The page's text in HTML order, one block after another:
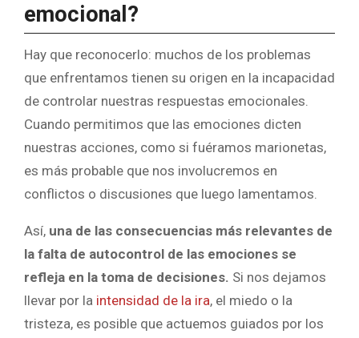
emocional?
Hay que reconocerlo: muchos de los problemas
que enfrentamos tienen su origen en la incapacidad
de controlar nuestras respuestas emocionales.
Cuando permitimos que las emociones dicten
nuestras acciones, como si fuéramos marionetas,
es más probable que nos involucremos en
conflictos o discusiones que luego lamentamos.
Así, una de las consecuencias más relevantes de
la falta de autocontrol de las emociones se
refleja en la toma de decisiones. Si nos dejamos
llevar por la intensidad de la ira, el miedo o la
tristeza, es posible que actuemos guiados por los